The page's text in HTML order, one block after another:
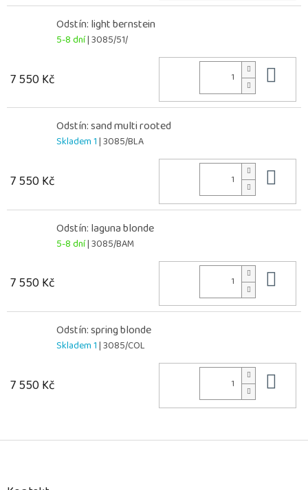
Odstín: light bernstein
5-8 dní| 3085/51/
7 550 Kč
Odstín: sand multi rooted
Skladem 1| 3085/BLA
7 550 Kč
Odstín: laguna blonde
5-8 dní| 3085/BAM
7 550 Kč
Odstín: spring blonde
Skladem 1| 3085/COL
7 550 Kč
Z